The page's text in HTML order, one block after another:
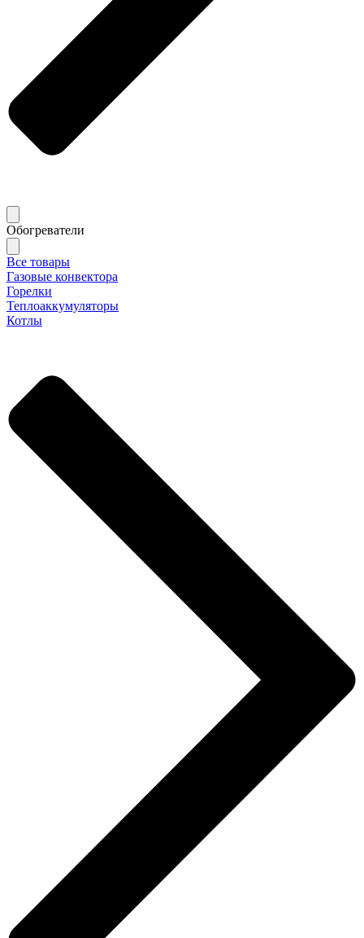
Обогреватели
Все товары
Газовые конвектора
Горелки
Теплоаккумуляторы
Котлы